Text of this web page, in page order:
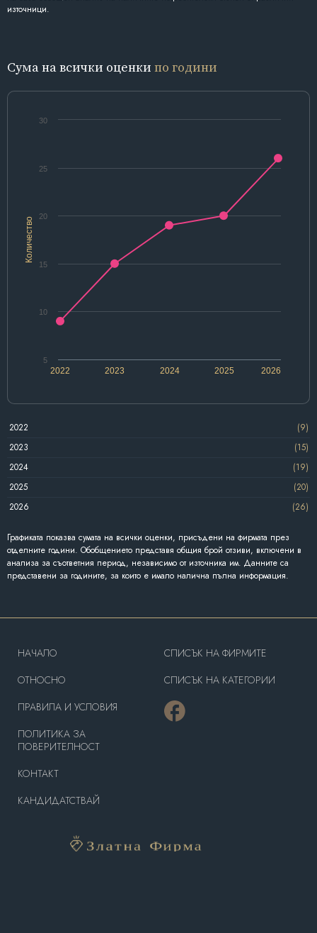
източници.
Сума на всички оценки по години
Количество
2022 2024 2026
2023 2025
5
10
15
20
25
30
2022
(9)
2023
(15)
2024
(19)
2025
(20)
2026
(26)
Графиката показва сумата на всички оценки, присъдени на фирмата през
отделните години. Обобщението представя общия брой отзиви, включени в
анализа за съответния период, независимо от източника им. Данните са
представени за годините, за които е имало налична пълна информация.
HAЧАЛО
OТНОСНО
ПРАВИЛА И УСЛОВИЯ
ПОЛИТИКА ЗА
ПОВЕРИТЕЛНОСТ
КОНТАКТ
КАНДИДАТСТВАЙ
СПИСЪК НА ФИРМИТЕ
СПИСЪК НА КАТЕГОРИИ